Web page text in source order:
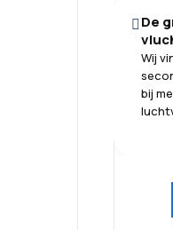
De
Wij
bij